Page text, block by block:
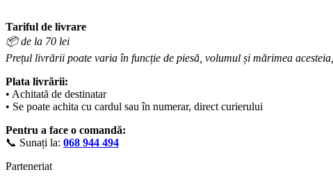
Tariful de livrare
📦 de la 70 lei
Prețul livrării poate varia în funcție de piesă, volumul și mărimea
Plata livrării:
• Achitată de destinatar
• Se poate achita cu cardul sau în numerar, direct curierului
Pentru a face o comandă:
📞 Sunați la: 068 944 494
Parteneriat